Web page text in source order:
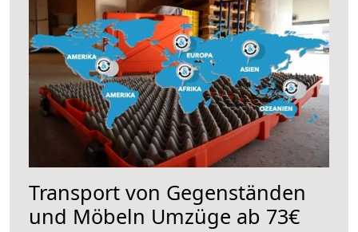
Transport von Gegenständen
und Möbeln Umzüge ab 73€